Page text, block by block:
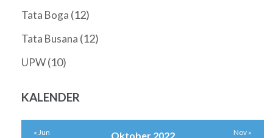
Tata Boga (12)
Tata Busana (12)
UPW(10)
KALENDER
Oktober 2022
« Jun Nov »